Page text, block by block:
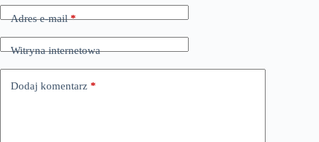
Adres e-mail*
Witryna internetowa
Dodaj komentarz *